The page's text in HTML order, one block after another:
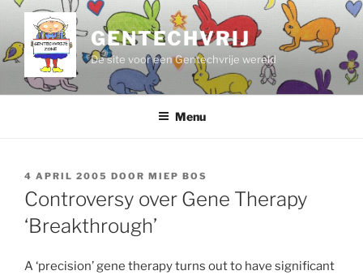
de
inhoud
GENTECHVRIJ
De site voor een Gentechvrije wereld
Menu
GEPLAATST
OP
4 APRIL 2005 DOOR MIEP BOS
Controversy over Gene Therapy
‘Breakthrough’
A ‘precision’ gene therapy turns out to have significant